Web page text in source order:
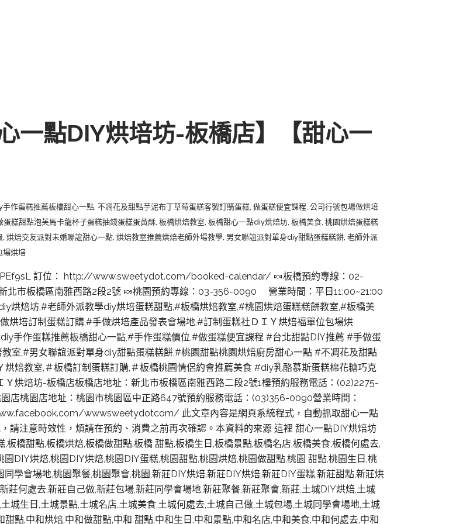
一點DIY烘培坊-板橋店】【甜心一
手作蛋糕推薦板橋甜心一點, 不凋花及甜點芋泥布丁草莓蛋糕客製訂購蛋糕, 做蛋糕便宜課程, 公司行號包場做烘培
蛋糕甜點泡芙馬卡龍杯子蛋糕抽錢蛋糕蛋黃酥, 板橋烘焙教室, 板橋甜心一點diy烘焙坊, 板橋美食, 桃園烘焙蛋糕糕
, 烘焙交友派對未婚聯誼甜心一點, 烘焙教室推薦烘焙老師外場教學, 男女聯誼派對單身diy甜點蛋糕糕餅, 老師外派
場烘培
訂位： http://www.sweetydot.com/booked-calendar/ 🍬板橋預約專線：02-
市板橋區南雅西路2段2號 🍬桃園預約專線：03-356-0090 營業時間：平日11:00~21:00
烘焙坊,#老師外派教學diy烘培蛋糕甜點,#板橋烘焙教室,#桃園烘焙蛋糕糕餅教室,#板橋美
烘培訂制蛋糕訂購,#手做烘培產品發表會場地,#訂制蛋糕社ＤＩＹ烘焙褔單位包場烘
手作蛋糕推薦板橋甜心一點,#手作蛋糕價位,#做蛋糕便宜課程 #台北甜點DIY推薦 #手做蛋
室,#男女聯誼派對單身diy甜點蛋糕糕餅,#桃園甜點桃園烘焙廚房甜心一點 #不凋花及甜點
焙教室,＃板橋訂制蛋糕訂購,＃板橋桃園情侶約會推薦美食 #diy乳酪慕斯蛋糕棉花糖巧克
烘焙坊-板橋店板橋店地址：新北市板橋區南雅西路二段2號1樓預約服務電話：(02)2275-
店桃園店地址：桃園市桃園區中正路647號預約服務電話：(03)356-0090營業時間：
wwwsweetydotcom/ 此文章內容是網頁系統程式，自動抓取甜心一點
請注意時效性，煩請在預約、消費之前再次確認。本資料的來源 這裡 甜心一點DIY烘焙坊
甜點,板橋烘焙,板橋做甜點,板橋 甜點,板橋生日,板橋景點,板橋名店,板橋美食,板橋何處去,
DIY烘焙,桃園DIY烘焙,桃園DIY蛋糕,桃園甜點,桃園烘焙,桃園做甜點,桃園 甜點,桃園生日,桃
學會場地,桃園聚餐,桃園聚會,桃園,新莊DIY烘焙,新莊DIY烘焙,新莊DIY蛋糕,新莊甜點,新莊烘
莊何處去,新莊自己做,新莊包場,新莊同學會場地,新莊聚餐,新莊聚會,新莊,土城DIY烘焙,土城
城生日,土城景點,土城名店,土城美食,土城何處去,土城自己做,土城包場,土城同學會場地,土城
點,中和烘焙,中和做甜點,中和 甜點,中和生日,中和景點,中和名店,中和美食,中和何處去,中和